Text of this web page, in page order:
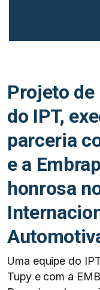
Projeto
do IPT,
parceria
e a
honrosa
Uma equipe do
Tupy e com a